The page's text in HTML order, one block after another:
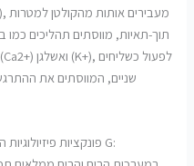
תוך-תאיות, מווסתים תהליכים כמו
שניים, המווסתים את
פונקציות פיזיולוגיות המווסתות על ידי קולטנים מצמדים לחלבון G: